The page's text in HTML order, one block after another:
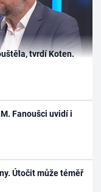
tvrdí Koten.
Fanoušci uvidí i
Útočit může téměř